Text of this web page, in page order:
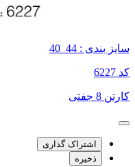
سایز بندی : 44_40
کد 6227
کارتن 8 جفتی
اشتراک گذاری
ذخیره